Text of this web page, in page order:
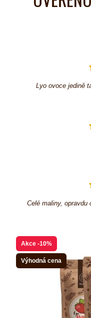
Lyo ovoce jedině
Celé maliny, opravdu
Akce -10%
Výhodná cena